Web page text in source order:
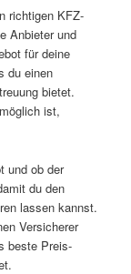
richtigen KFZ-
Anbieter und
für deine
du einen
bietet.
ist,
und ob der
du den
lassen kannst.
Versicherer
beste Preis-